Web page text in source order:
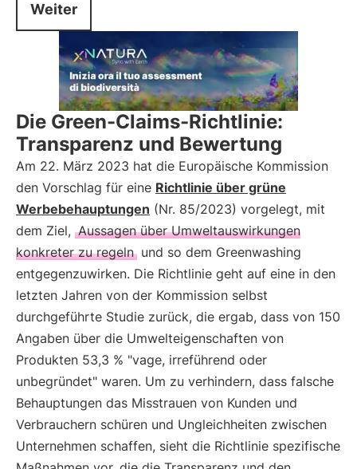
Weiter
Die Green-Claims-Richtlinie:
Transparenz und Bewertung
Am 22. März 2023 hat die Europäische Kommission
den Vorschlag für eine Richtlinie über grüne
Werbebehauptungen (Nr. 85/2023) vorgelegt, mit
dem Ziel, Aussagen über Umweltauswirkungen
konkreter zu regeln und so dem Greenwashing
entgegenzuwirken. Die Richtlinie geht auf eine in den
letzten Jahren von der Kommission selbst
durchgeführte Studie zurück, die ergab, dass von 150
Angaben über die Umwelteigenschaften von
Produkten 53,3 % "vage, irreführend oder
unbegründet" waren. Um zu verhindern, dass falsche
Behauptungen das Misstrauen von Kunden und
Verbrauchern schüren und Ungleichheiten zwischen
Unternehmen schaffen, sieht die Richtlinie spezifische